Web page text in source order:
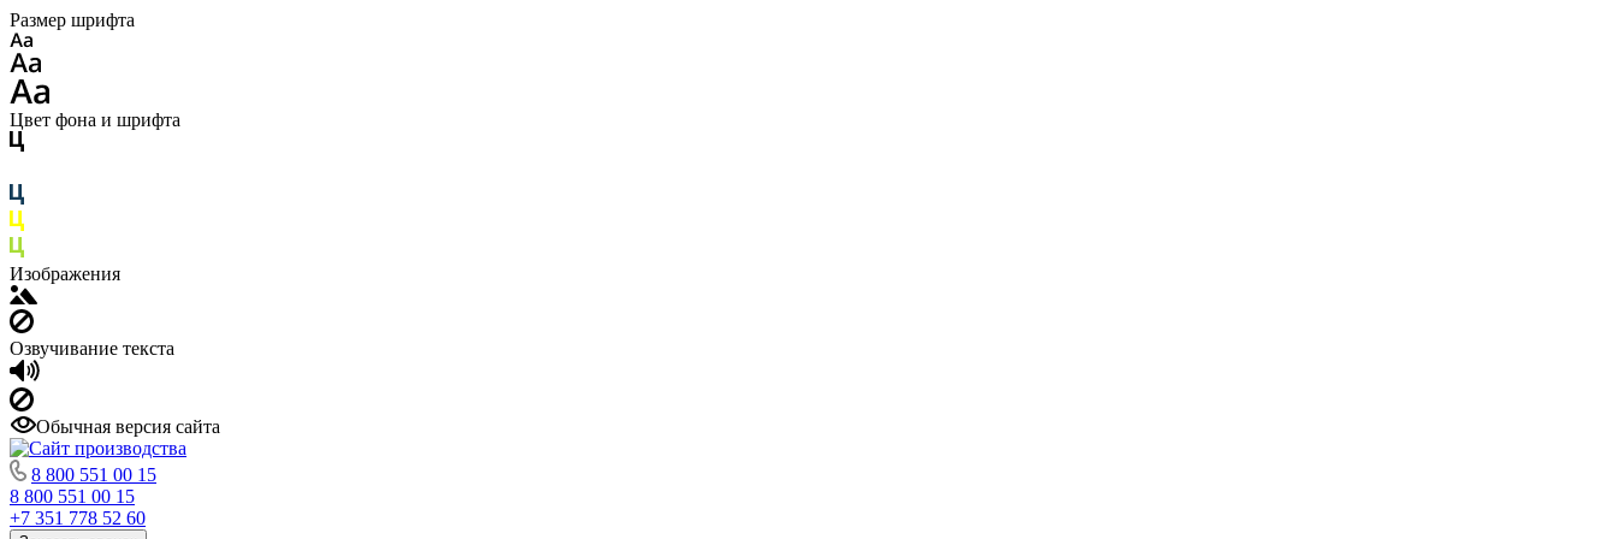
Размер шрифта
Цвет фона и шрифта
Изображения
Озвучивание текста
Обычная версия сайта
8 800 551 00 15
8 800 551 00 15
+7 351 778 52 60